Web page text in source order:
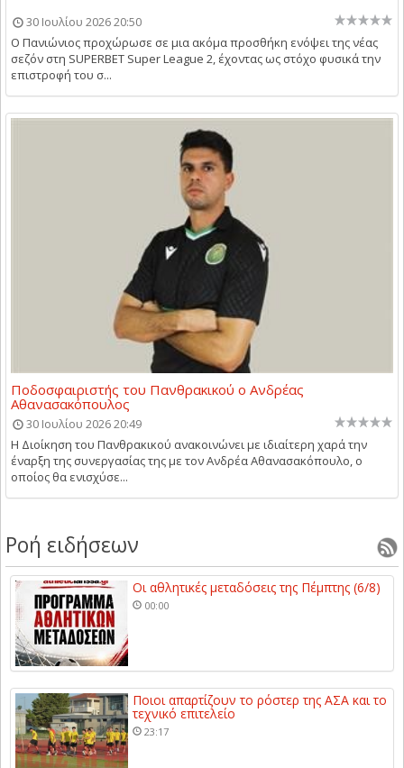
30 Ιουλίου 2026 20:50
Ο Πανιώνιος προχώρωσε σε μια ακόμα προσθήκη ενόψει της νέας
σεζόν στη SUPERBET Super League 2, έχοντας ως στόχο φυσικά την
επιστροφή του σ...
Ποδοσφαιριστής του Πανθρακικού ο Ανδρέας
Αθανασακόπουλος
30 Ιουλίου 2026 20:49
Η Διοίκηση του Πανθρακικού ανακοινώνει με ιδιαίτερη χαρά την
έναρξη της συνεργασίας της με τον Ανδρέα Αθανασακόπουλο, ο
οποίος θα ενισχύσε...
Ροή ειδήσεων
Οι αθλητικές μεταδόσεις της Πέμπτης (6/8)
00:00
Ποιοι απαρτίζουν το ρόστερ της ΑΣΑ και το
τεχνικό επιτελείο
23:17